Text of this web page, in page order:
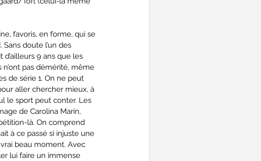
favoris, en forme, qui se
doute l’un des
9 ans que les
n’ont pas démérité, même
de série 1. On ne peut
aller chercher mieux, à
le sport peut conter. Les
de Carolina Marin,
là. On comprend
à ce passé si injuste une
beau moment. Avec
lui faire un immense